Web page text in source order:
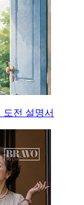
도전 설명서